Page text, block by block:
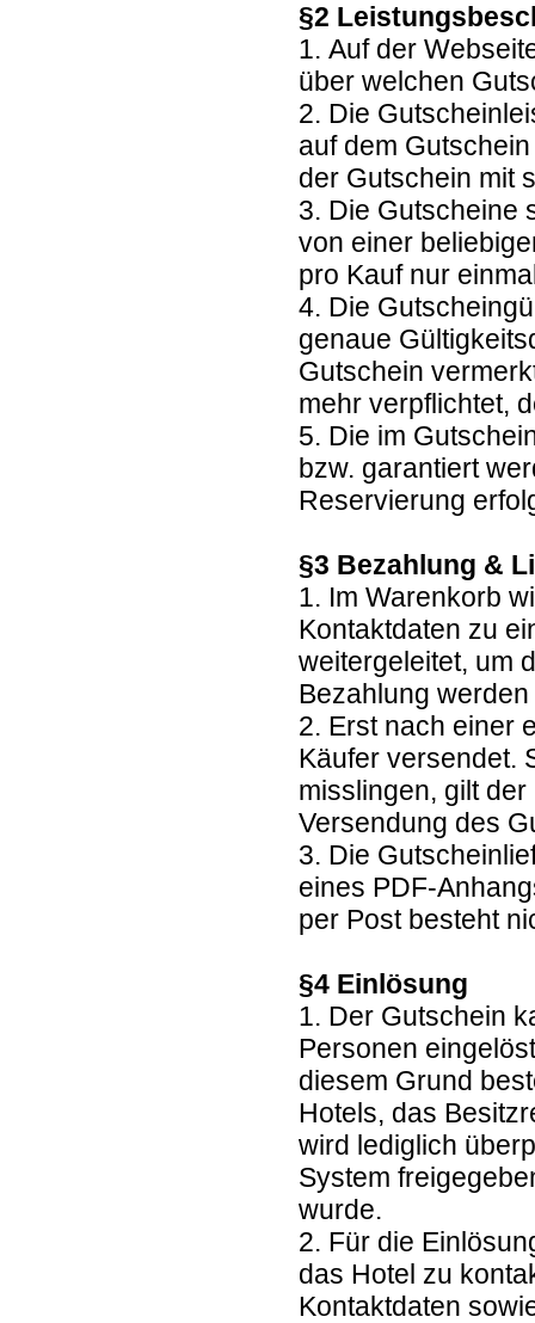
§2
1. Auf der
über welchen
2. Die
auf dem
der Gutschein mit
3. Die Gutscheine
von einer
pro Kauf nur
4. Die
genaue
Gutschein
mehr verpflichtet,
5. Die im
bzw. garantiert
Reservierung
§3 Bezahlung &
1. Im Warenkorb
Kontaktdaten zu
weitergeleitet, um
Bezahlung
2. Erst nach einer
Käufer versendet.
misslingen, gilt
Versendung des
3. Die
eines PDF-
per Post besteht
§4 Einlösung
1. Der Gutschein
Personen
diesem Grund
Hotels, das
wird lediglich
System
wurde.
2. Für die
das Hotel zu
Kontaktdaten